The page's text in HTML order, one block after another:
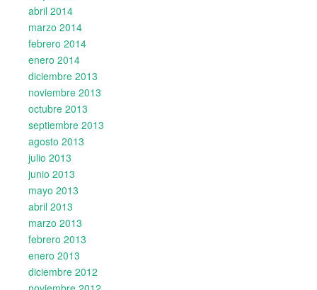
abril 2014
marzo 2014
febrero 2014
enero 2014
diciembre 2013
noviembre 2013
octubre 2013
septiembre 2013
agosto 2013
julio 2013
junio 2013
mayo 2013
abril 2013
marzo 2013
febrero 2013
enero 2013
diciembre 2012